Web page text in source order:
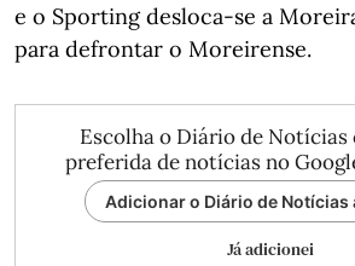
e o Sporting desloca-se a
para defrontar o Moreirense.
Escolha o Diário de
preferida de notícias no
Adicionar o Diário de Notícias
Já adicionei